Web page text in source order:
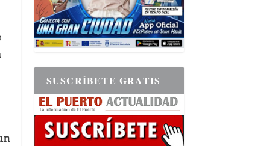
SUSCRÍBETE GRATIS